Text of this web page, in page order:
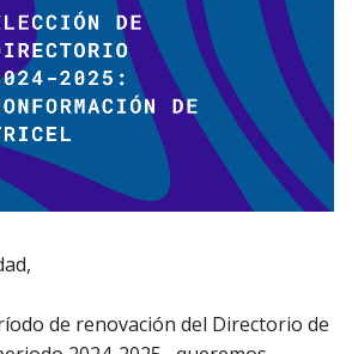
de renovación del Directorio de